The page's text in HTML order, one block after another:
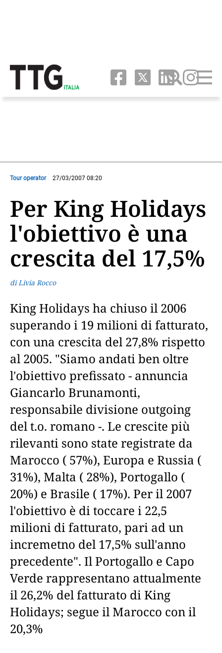
Tour operator 27/03/2007 08:20
Per King Holidays
l'obiettivo è una
crescita del 17,5%
di Livia Rocco
King Holidays ha chiuso il 2006
superando i 19 milioni di fatturato,
con una crescita del 27,8% rispetto
al 2005. "Siamo andati ben oltre
l'obiettivo prefissato - annuncia
Giancarlo Brunamonti,
responsabile divisione outgoing
del t.o. romano -. Le crescite più
rilevanti sono state registrate da
Marocco ( 57%), Europa e Russia (
31%), Malta ( 28%), Portogallo (
20%) e Brasile ( 17%). Per il 2007
l'obiettivo è di toccare i 22,5
milioni di fatturato, pari ad un
incremetno del 17,5% sull'anno
precedente". Il Portogallo e Capo
Verde rappresentano attualmente
il 26,2% del fatturato di King
Holidays; segue il Marocco con il
20,3%